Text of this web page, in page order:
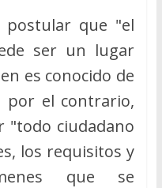
postular que "el
ser un lugar
es conocido de
por el contrario,
"todo ciudadano
los requisitos y
que se